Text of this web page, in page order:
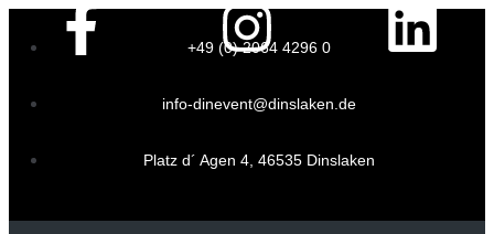
+49 (0) 2064 4296 0
info-dinevent@dinslaken.de
Platz d´ Agen 4, 46535 Dinslaken